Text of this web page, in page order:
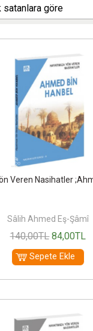
Veren Nasihatler
Sâlih Ahmed Eş-Şâmî
140,00TL 84,00TL
Sepete Ekle